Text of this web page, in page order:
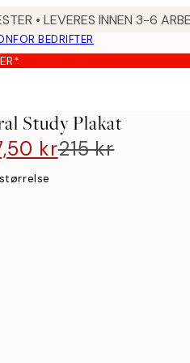
• LEVERES INNEN 3-6
FOR BEDRIFTER
Study Plakat
kr215 kr